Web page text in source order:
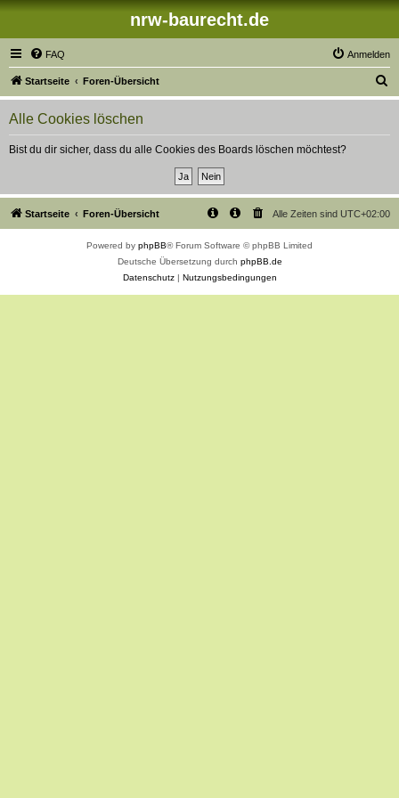
nrw-baurecht.de
FAQ Anmelden
Startseite Foren-Übersicht
u
Alle Cookies löschen
Bist du dir sicher, dass du alle Cookies des Boards löschen möchtest?
Startseite Foren-Übersicht Alle Zeiten sind UTC+02:00
Powered by phpBB® Forum Software © phpBB Limited
Deutsche Übersetzung durch phpBB.de
Datenschutz| Nutzungsbedingungen